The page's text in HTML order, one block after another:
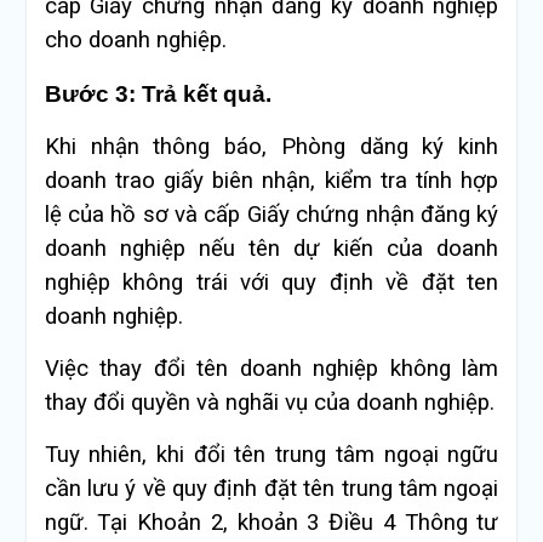
cấp Giấy chứng nhận đăng ký doanh nghiệp
cho doanh nghiệp.
Bước 3: Trả kết quả.
Khi nhận thông báo, Phòng dăng ký kinh
doanh trao giấy biên nhận, kiểm tra tính hợp
lệ của hồ sơ và cấp Giấy chứng nhận đăng ký
doanh nghiệp nếu tên dự kiến của doanh
nghiệp không trái với quy định về đặt ten
doanh nghiệp.
Việc thay đổi tên doanh nghiệp không làm
thay đổi quyền và nghãi vụ của doanh nghiệp.
Tuy nhiên, khi đổi tên trung tâm ngoại ngữu
cần lưu ý về quy định đặt tên trung tâm ngoại
ngữ. Tại Khoản 2, khoản 3 Điều 4 Thông tư